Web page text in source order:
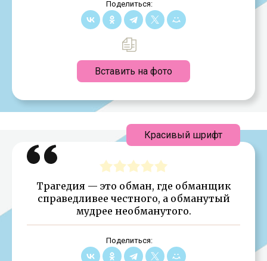
Поделиться:
Вставить на фото
Трагедия — это обман, где обманщик
справедливее честного, а обманутый
мудрее необманутого.
Поделиться:
Красивый шрифт